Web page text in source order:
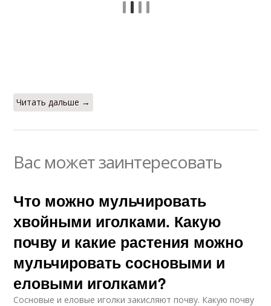
Читать дальше →
Вас может заинтересовать
Что можно мульчировать
хвойными иголками. Какую
почву и какие растения можно
мульчировать сосновыми и
еловыми иголками?
Сосновые и еловые иголки закисляют почву. Какую почву